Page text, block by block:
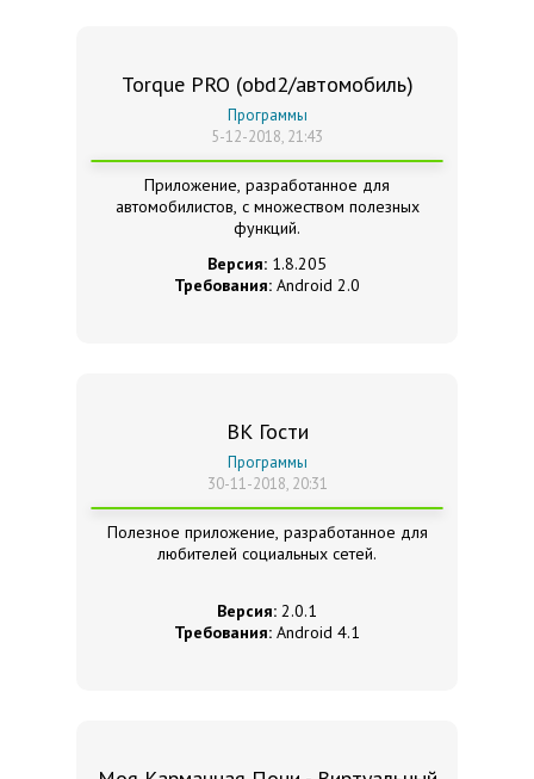
Torque PRO (obd2/автомобиль)
Программы
5-12-2018, 21:43
Приложение, разработанное для
автомобилистов, с множеством полезных
функций.
Версия: 1.8.205
Требования: Android 2.0
ВК Гости
Программы
30-11-2018, 20:31
Полезное приложение, разработанное для
любителей социальных сетей.
Версия: 2.0.1
Требования: Android 4.1